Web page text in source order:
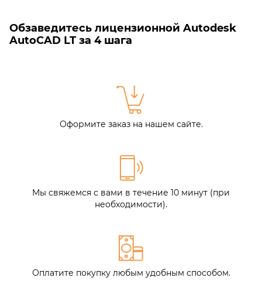
Обзаведитесь лицензионной Autodesk
AutoCAD LT за 4 шага
Оформите заказ на нашем сайте.
Мы свяжемся с вами в течение 10 минут (при
необходимости).
Оплатите покупку любым удобным способом.